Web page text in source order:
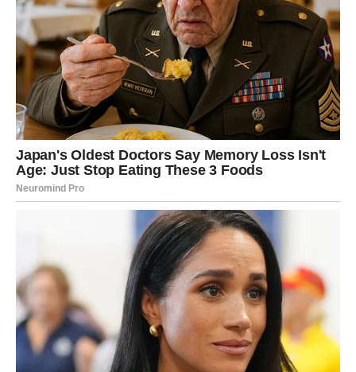
postoji posebna povezanost koja može prerasti u ozbiljan
i stabilan odnos.
Ako ste zauzeti, odnos sa partnerom postaće mnogo
skladniji. Više pažnje, iskrenih razgovora i zajedničkih
planova učvrstiće vašu vezu i donijeti vam osjećaj
potpune sreće.
Pred vama su dani ispunjeni ljubavlju, povjerenjem i
trenucima koje ćete dugo pamtiti.